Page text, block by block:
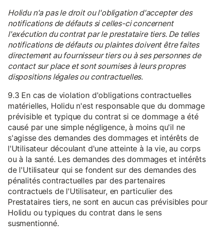
Holidu n'a pas le droit ou l'obligation d'accepter des
notifications de défauts si celles-ci concernent
l'exécution du contrat par le prestataire tiers. De telles
notifications de défauts ou plaintes doivent être faites
directement au fournisseur tiers ou à ses personnes de
contact sur place et sont soumises à leurs propres
dispositions légales ou contractuelles.
9.3 En cas de violation d'obligations contractuelles
matérielles, Holidu n'est responsable que du dommage
prévisible et typique du contrat si ce dommage a été
causé par une simple négligence, à moins qu'il ne
s'agisse des demandes des dommages et intérêts de
l'Utilisateur découlant d'une atteinte à la vie, au corps
ou à la santé. Les demandes des dommages et intérêts
de l'Utilisateur qui se fondent sur des demandes des
pénalités contractuelles par des partenaires
contractuels de l'Utilisateur, en particulier des
Prestataires tiers, ne sont en aucun cas prévisibles pour
Holidu ou typiques du contrat dans le sens
susmentionné.